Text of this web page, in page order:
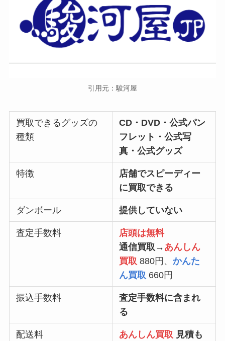
引用元：駿河屋
買取できるグッズの
種類
CD・DVD・公式パン
フレット・公式写
真・公式グッズ
特徴
店舗でスピーディー
に買取できる
ダンボール 提供していない
査定手数料
店頭は無料
通信買取 → あんしん
買取 880円、かんた
ん買取 660円
振込手数料
査定手数料に含まれ
る
配送料 あんしん買取 見積も